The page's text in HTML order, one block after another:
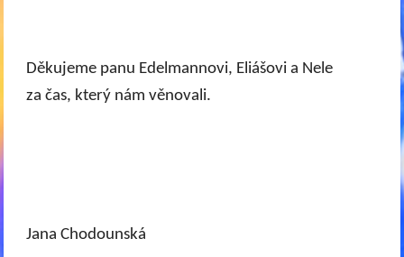
Děkujeme panu Edelmannovi, Eliášovi a Nele
za čas, který nám věnovali.
Jana Chodounská